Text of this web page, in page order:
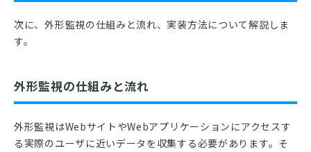
次に、外形監視の仕組みと流れ、実装方法について解説しま
す。
外形監視の仕組みと流れ
外形監視はWebサイトやWebアプリケーションにアクセスす
る実際のユーザに近いデータを収集する必要があります。そ